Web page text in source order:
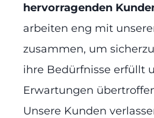
hervorragenden
arbeiten eng mit
zusammen, um
ihre Bedürfnisse erfüllt
Erwartungen
Unsere Kunden